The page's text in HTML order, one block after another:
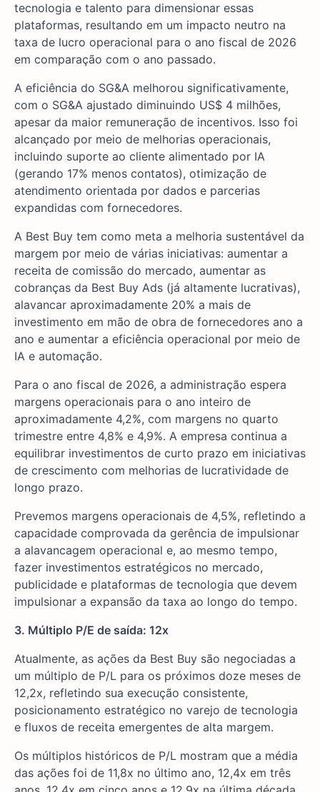
tecnologia e talento para dimensionar essas
plataformas, resultando em um impacto neutro na
taxa de lucro operacional para o ano fiscal de 2026
em comparação com o ano passado.
A eficiência do SG&A melhorou significativamente,
com o SG&A ajustado diminuindo US$ 4 milhões,
apesar da maior remuneração de incentivos. Isso foi
alcançado por meio de melhorias operacionais,
incluindo suporte ao cliente alimentado por IA
(gerando 17% menos contatos), otimização de
atendimento orientada por dados e parcerias
expandidas com fornecedores.
A Best Buy tem como meta a melhoria sustentável da
margem por meio de várias iniciativas: aumentar a
receita de comissão do mercado, aumentar as
cobranças da Best Buy Ads (já altamente lucrativas),
alavancar aproximadamente 20% a mais de
investimento em mão de obra de fornecedores ano a
ano e aumentar a eficiência operacional por meio de
IA e automação.
Para o ano fiscal de 2026, a administração espera
margens operacionais para o ano inteiro de
aproximadamente 4,2%, com margens no quarto
trimestre entre 4,8% e 4,9%. A empresa continua a
equilibrar investimentos de curto prazo em iniciativas
de crescimento com melhorias de lucratividade de
longo prazo.
Prevemos margens operacionais de 4,5%, refletindo a
capacidade comprovada da gerência de impulsionar
a alavancagem operacional e, ao mesmo tempo,
fazer investimentos estratégicos no mercado,
publicidade e plataformas de tecnologia que devem
impulsionar a expansão da taxa ao longo do tempo.
3. Múltiplo P/E de saída: 12x
Atualmente, as ações da Best Buy são negociadas a
um múltiplo de P/L para os próximos doze meses de
12,2x, refletindo sua execução consistente,
posicionamento estratégico no varejo de tecnologia
e fluxos de receita emergentes de alta margem.
Os múltiplos históricos de P/L mostram que a média
das ações foi de 11,8x no último ano, 12,4x em três